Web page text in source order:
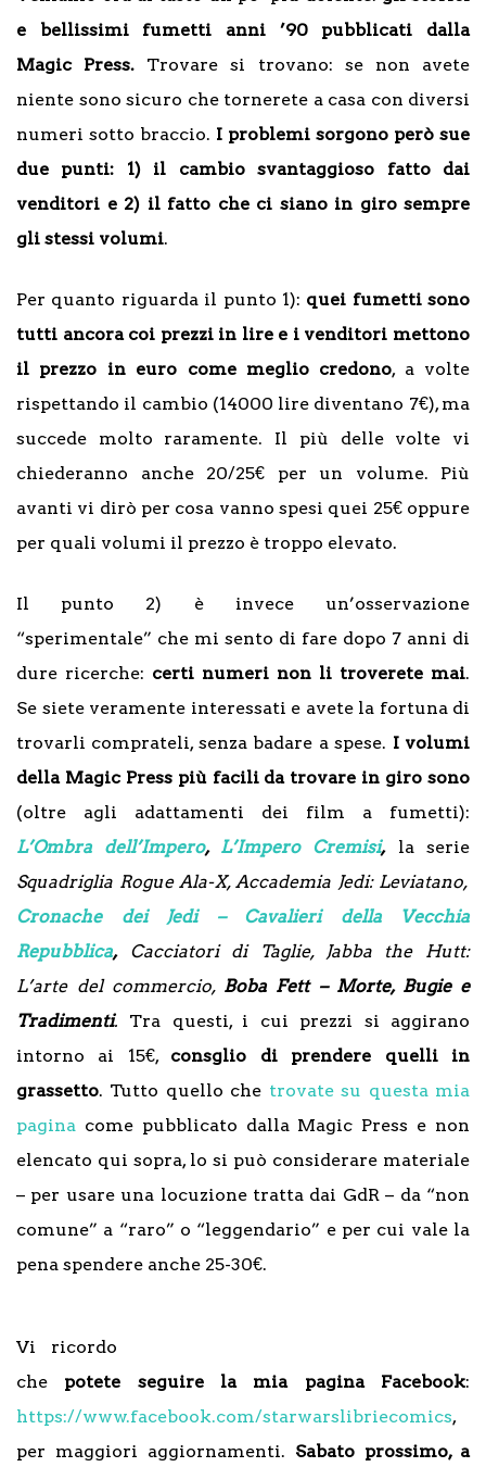
e bellissimi fumetti anni ’90 pubblicati dalla
Magic Press. Trovare si trovano: se non avete
niente sono sicuro che tornerete a casa con diversi
numeri sotto braccio. I problemi sorgono però sue
due punti: 1) il cambio svantaggioso fatto dai
venditori e 2) il fatto che ci siano in giro sempre
gli stessi volumi.
Per quanto riguarda il punto 1): quei fumetti sono
tutti ancora coi prezzi in lire e i venditori mettono
il prezzo in euro come meglio credono, a volte
rispettando il cambio (14000 lire diventano 7€), ma
succede molto raramente. Il più delle volte vi
chiederanno anche 20/25€ per un volume. Più
avanti vi dirò per cosa vanno spesi quei 25€ oppure
per quali volumi il prezzo è troppo elevato.
Il punto 2) è invece un’osservazione
“sperimentale” che mi sento di fare dopo 7 anni di
dure ricerche: certi numeri non li troverete mai.
Se siete veramente interessati e avete la fortuna di
trovarli comprateli, senza badare a spese. I volumi
della Magic Press più facili da trovare in giro sono
(oltre agli adattamenti dei film a fumetti):
L’Ombra dell’Impero, L’Impero Cremisi,
la serie
Squadriglia Rogue Ala-X, Accademia Jedi: Leviatano,
Cronache dei Jedi – Cavalieri della Vecchia
Repubblica,Cacciatori di Taglie, Jabba the Hutt:
L’arte del commercio, Boba Fett – Morte, Bugie e
Tradimenti. Tra questi, i cui prezzi si aggirano
intorno ai 15€, consglio di prendere quelli in
grassetto. Tutto quello che trovate su questa mia
pagina come pubblicato dalla Magic Press e non
elencato qui sopra, lo si può considerare materiale
– per usare una locuzione tratta dai GdR – da “non
comune” a “raro” o “leggendario” e per cui vale la
pena spendere anche 25-30€.
Vi ricordo
che potete seguire la mia pagina Facebook:
https://www.facebook.com/starwarslibriecomics,
per maggiori aggiornamenti. Sabato prossimo, a